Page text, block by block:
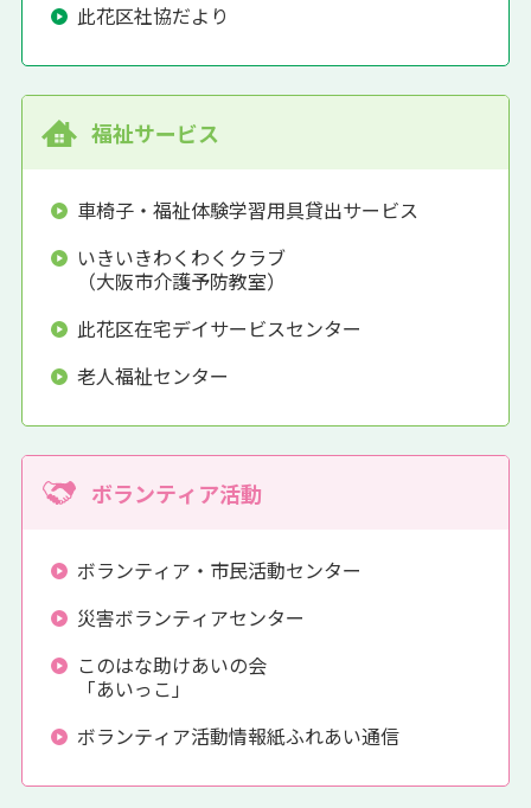
此花区社協だより
福祉サービス
車椅子・福祉体験学習用具貸出サービス
いきいきわくわくクラブ
（大阪市介護予防教室）
此花区在宅デイサービスセンター
老人福祉センター
ボランティア活動
ボランティア・市民活動センター
災害ボランティアセンター
このはな助けあいの会
「あいっこ」
ボランティア活動情報紙ふれあい通信